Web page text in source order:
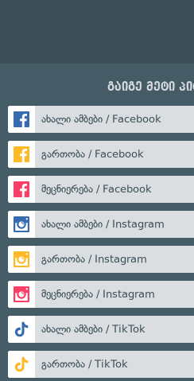
გაიგე მეტი
ახალი ამბები / Facebook
გართობა / Facebook
მეცნიერება / Facebook
ახალი ამბები / Instagram
გართობა / Instagram
მეცნიერება / Instagram
ახალი ამბები / TikTok
გართობა / TikTok